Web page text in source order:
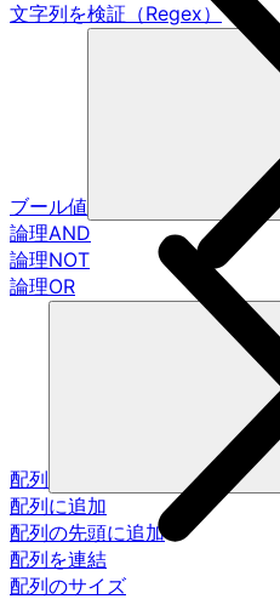
文字列を検証（Regex）
ブール値
論理AND
論理NOT
論理OR
配列
配列に追加
配列の先頭に追加
配列を連結
配列のサイズ